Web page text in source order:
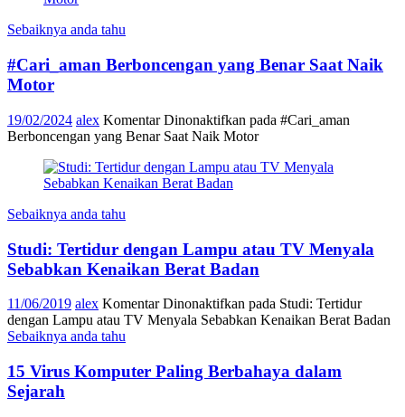
Sebaiknya anda tahu
#Cari_aman Berboncengan yang Benar Saat Naik
Motor
19/02/2024 alex Komentar Dinonaktifkan pada #Cari_aman
Berboncengan yang Benar Saat Naik Motor
Sebaiknya anda tahu
Studi: Tertidur dengan Lampu atau TV Menyala
Sebabkan Kenaikan Berat Badan
11/06/2019 alex Komentar Dinonaktifkan pada Studi: Tertidur
dengan Lampu atau TV Menyala Sebabkan Kenaikan Berat Badan
Sebaiknya anda tahu
15 Virus Komputer Paling Berbahaya dalam
Sejarah